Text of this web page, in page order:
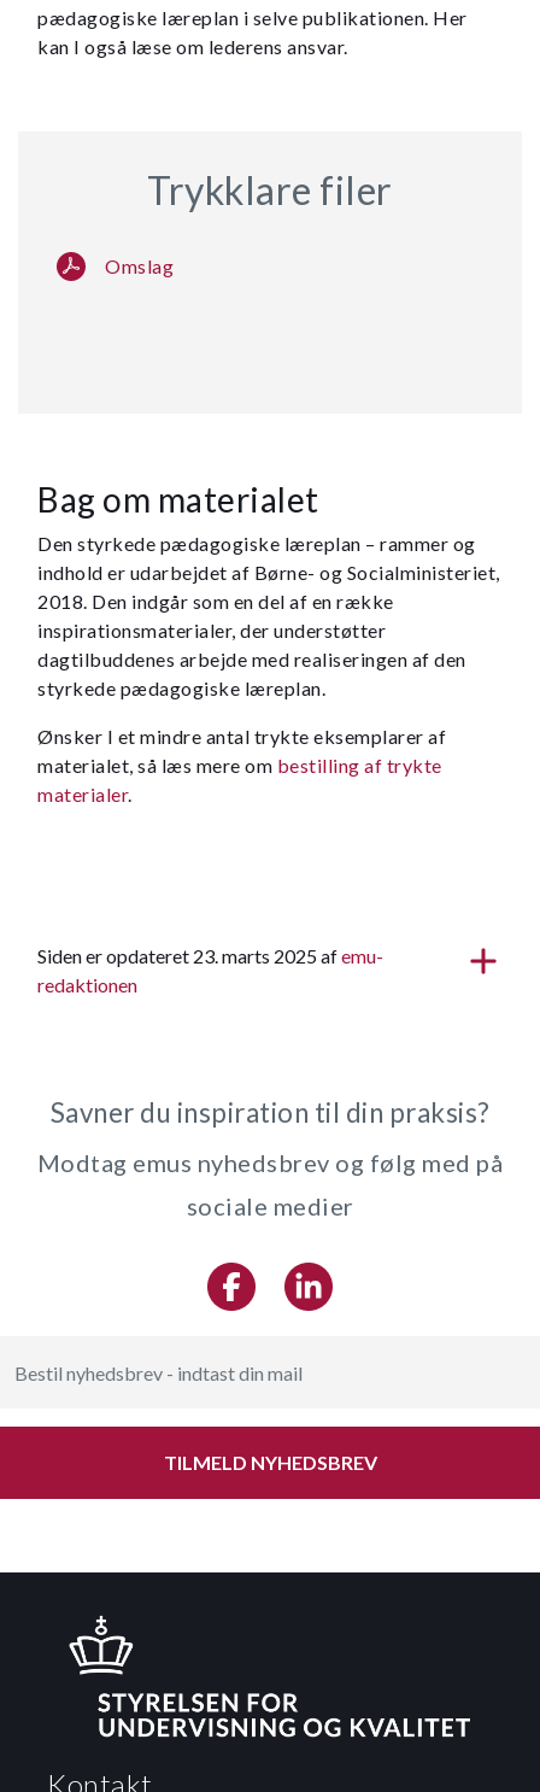
pædagogiske læreplan i selve publikationen. Her
kan I også læse om lederens ansvar.
Trykklare filer
Omslag
Bag om materialet
Den styrkede pædagogiske læreplan – rammer og
indhold er udarbejdet af Børne- og Socialministeriet,
2018. Den indgår som en del af en række
inspirationsmaterialer, der understøtter
dagtilbuddenes arbejde med realiseringen af den
styrkede pædagogiske læreplan.
Ønsker I et mindre antal trykte eksemplarer af
materialet, så læs mere om bestilling af trykte
materialer.
Siden er opdateret 23. marts 2025 afemu-
redaktionen
Savner du inspiration til din praksis?
Modtag emus nyhedsbrev og følg med på
sociale medier
TILMELD NYHEDSBREV
Kontakt